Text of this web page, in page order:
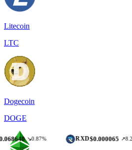
Litecoin
LTC
Dogecoin
DOGE
↘0.87% $0.000065 ↗8.25%